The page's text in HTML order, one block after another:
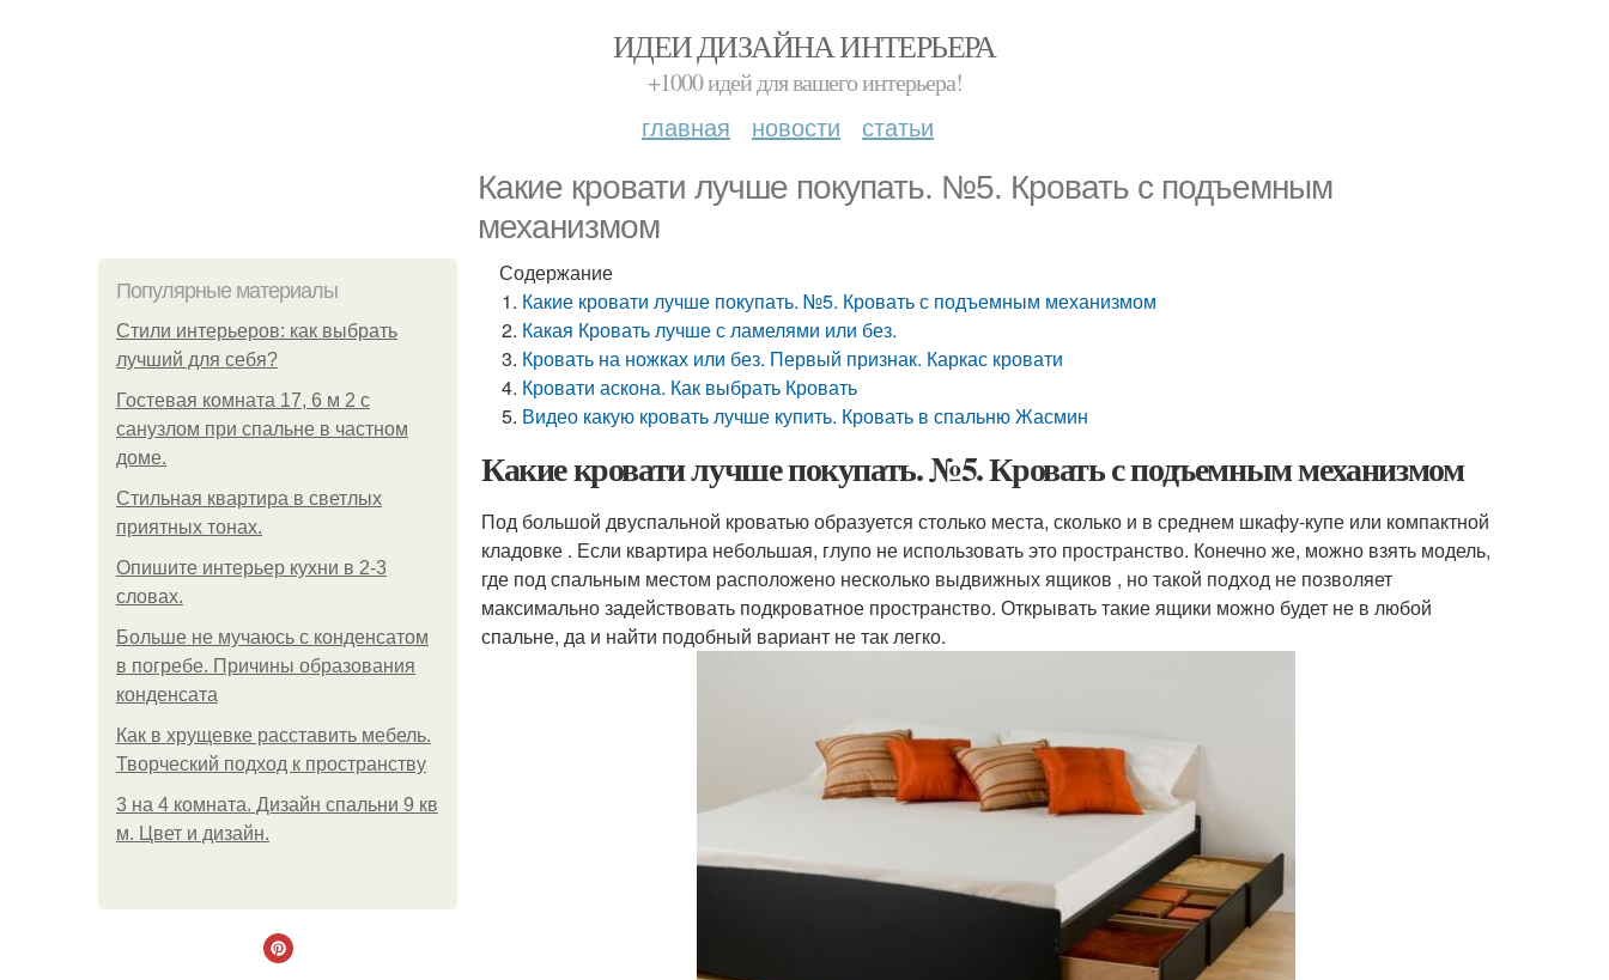
ИДЕИ ДИЗАЙНА ИНТЕРЬЕРА
+1000 идей для вашего интерьера!
главная новости статьи
Какие кровати лучше покупать. №5. Кровать с подъемным
механизмом
Популярные материалы
Стили интерьеров: как выбрать
лучший для себя?
Гостевая комната 17, 6 м 2 с
санузлом при спальне в частном
доме.
Стильная квартира в светлых
приятных тонах.
Опишите интерьер кухни в 2-3
словах.
Больше не мучаюсь с конденсатом
в погребе. Причины образования
конденсата
Как в хрущевке расставить мебель.
Творческий подход к пространству
3 на 4 комната. Дизайн спальни 9 кв
м. Цвет и дизайн.
Содержание
Какие кровати лучше покупать. №5. Кровать с подъемным механизмом
Какая Кровать лучше с ламелями или без.
Кровать на ножках или без. Первый признак. Каркас кровати
Кровати аскона. Как выбрать Кровать
Видео какую кровать лучше купить. Кровать в спальню Жасмин
Какие кровати лучше покупать. №5. Кровать с подъемным механизмом
Под большой двуспальной кроватью образуется столько места, сколько и в среднем шкафу-купе или компактной
кладовке . Если квартира небольшая, глупо не использовать это пространство. Конечно же, можно взять модель,
где под спальным местом расположено несколько выдвижных ящиков , но такой подход не позволяет
максимально задействовать подкроватное пространство. Открывать такие ящики можно будет не в любой
спальне, да и найти подобный вариант не так легко.